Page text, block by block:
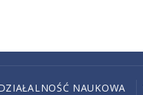
NAUKOWA